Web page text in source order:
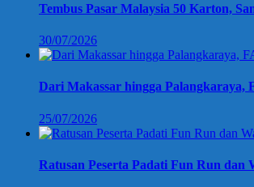
Tembus Pasar Malaysia 50 Karton,
30/07/2026
Dari Makassar hingga
25/07/2026
Ratusan Peserta Padati Fun Run dan